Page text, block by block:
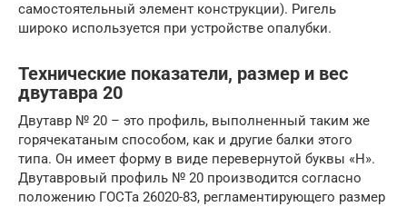
самостоятельный элемент конструкции). Ригель
широко используется при устройстве опалубки.
Технические показатели, размер и вес
двутавра 20
Двутавр № 20 – это профиль, выполненный таким же
горячекатаным способом, как и другие балки этого
типа. Он имеет форму в виде перевернутой буквы «Н».
Двутавровый профиль № 20 производится согласно
положению ГОСТа 26020-83, регламентирующего размер